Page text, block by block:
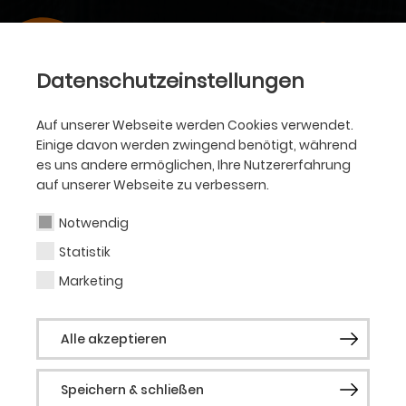
Datenschutzeinstellungen
Auf unserer Webseite werden Cookies verwendet.
Einige davon werden zwingend benötigt, während
es uns andere ermöglichen, Ihre Nutzererfahrung
auf unserer Webseite zu verbessern.
Notwendig
Statistik
Marketing
Alle akzeptieren
Speichern & schließen